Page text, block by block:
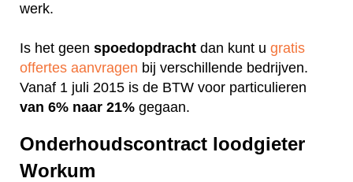
werk.
Is het geen spoedopdracht dan kunt u gratis
offertes aanvragen bij verschillende bedrijven.
Vanaf 1 juli 2015 is de BTW voor particulieren
van 6% naar 21% gegaan.
Onderhoudscontract loodgieter
Workum